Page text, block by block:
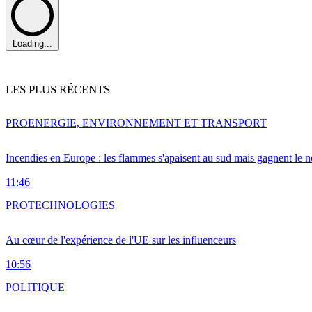
Loading...
LES PLUS RÉCENTS
Incendies en Europe : les flammes s'apaisent au sud mais gagnent le
11:46
PROENERGIE, ENVIRONNEMENT ET TRANSPORT
Au cœur de l'expérience de l'UE sur les influenceurs
10:56
PROTECHNOLOGIES
POLITIQUE